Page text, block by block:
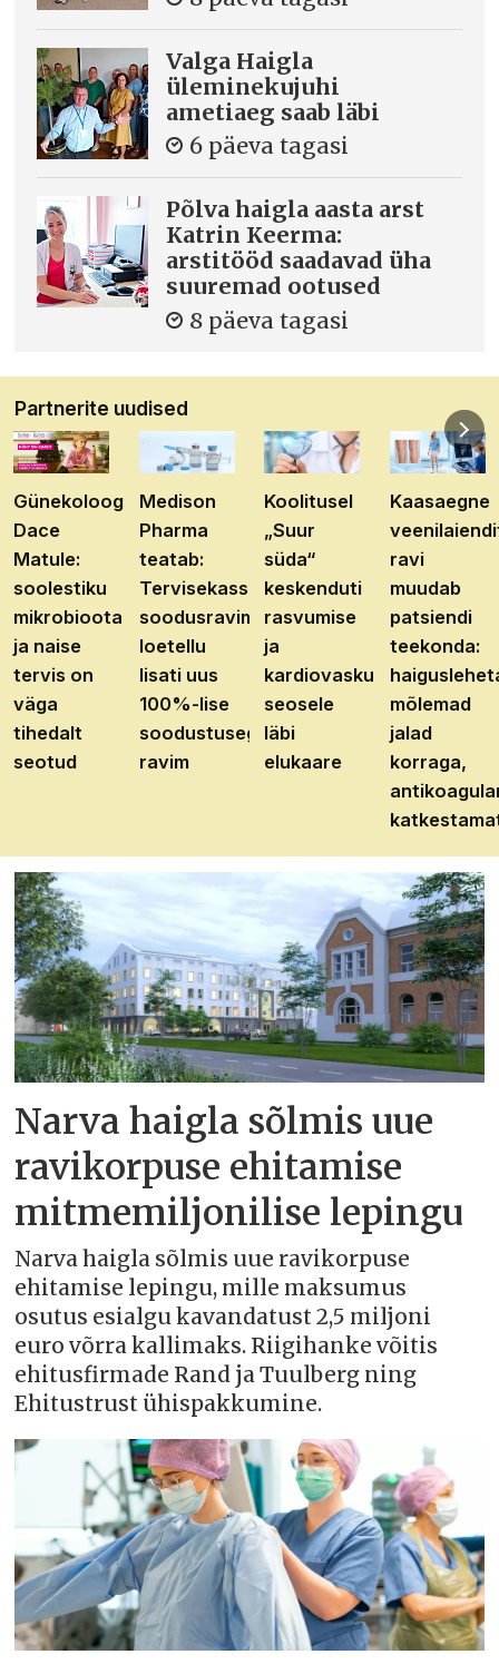
Valga Haigla
üleminekujuhi
ametiaeg saab läbi
6 päeva tagasi
Põlva haigla aasta arst
Katrin Keerma:
arstitööd saadavad üha
suuremad ootused
8 päeva tagasi
Partnerite uudised
Günekoloog
Dace
Matule:
soolestiku
mikrobioota
ja naise
tervis on
väga
tihedalt
seotud
Medison
Pharma
teatab:
Tervisekassa
soodusravimite
loetellu
lisati uus
100%-lise
soodustusega
ravim
Koolitusel
„Suur
süda“
keskenduti
rasvumise
ja
kardiovaskulaarhaiguste
seosele
läbi
elukaare
Kaasaegne
ravi
muudab
patsiendi
teekonda:
mõlemad
jalad
korraga,
Narva haigla sõlmis uue
ravikorpuse ehitamise
mitmemiljonilise lepingu
Narva haigla sõlmis uue ravikorpuse
ehitamise lepingu, mille maksumus
osutus esialgu kavandatust 2,5 miljoni
euro võrra kallimaks. Riigihanke võitis
ehitusfirmade Rand ja Tuulberg ning
Ehitustrust ühispakkumine.